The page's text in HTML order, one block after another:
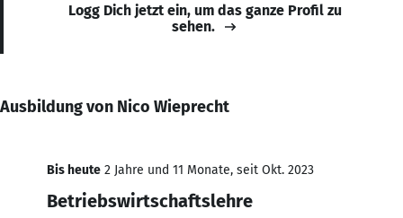
Logg Dich jetzt ein, um das ganze Profil zu
sehen.
Ausbildung von Nico Wieprecht
Bis heute 2 Jahre und 11 Monate, seit Okt. 2023
Betriebswirtschaftslehre